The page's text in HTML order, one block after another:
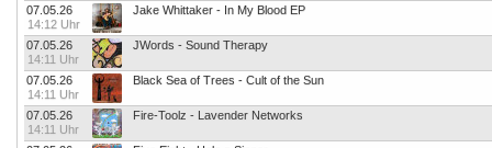
07.05.26
14:12 Uhr
Jake Whittaker - In My Blood EP
07.05.26
14:11 Uhr
JWords - Sound Therapy
07.05.26
14:11 Uhr
Black Sea of Trees - Cult of the Sun
07.05.26
14:11 Uhr
Fire-Toolz - Lavender Networks